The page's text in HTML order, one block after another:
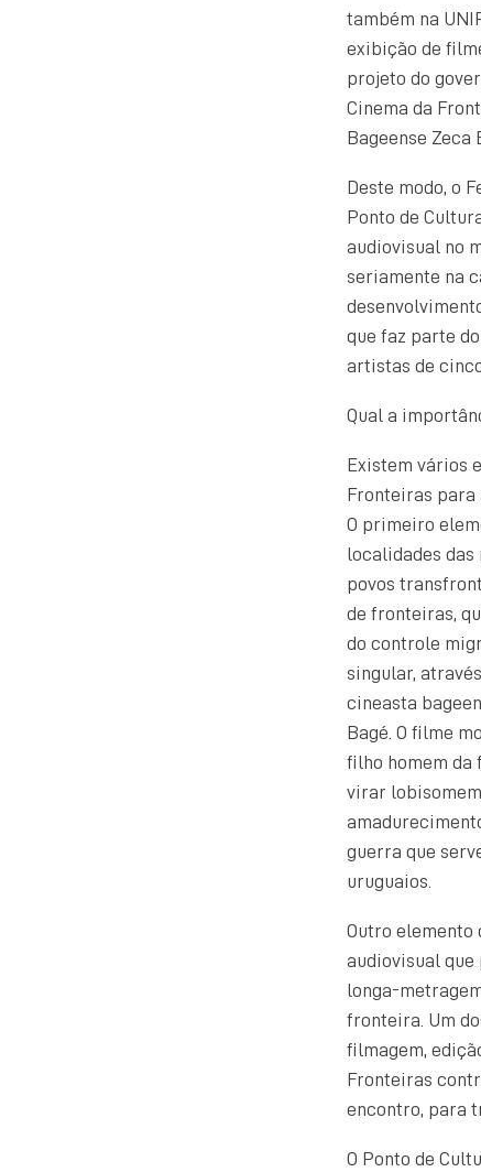
também na
exibição de
projeto do
Cinema da
Bageense Zeca
Deste modo, o
Ponto de
audiovisual no
seriamente na
que faz parte
artistas de
Qual a
Existem vários
Fronteiras para
O primeiro
localidades
povos
de fronteiras,
do controle
singular,
cineasta
Bagé. O filme
filho homem da
virar
guerra que
uruguaios.
Outro elemento
audiovisual
longa-
fronteira. Um
filmagem,
Fronteiras
encontro, para
O Ponto de